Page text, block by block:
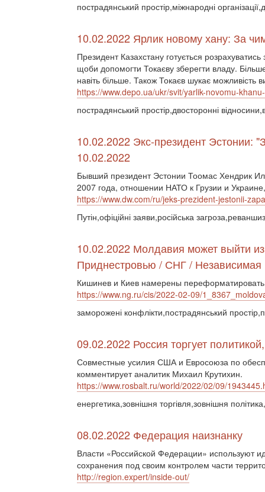
пострадянський простір,міжнародні
10.02.2022 Ярлик новому хану: За
Президент Казахстану готується
щоби допомогти Токаєву зберегти владу.
навіть більше. Також Токаєв шукає можливість
https://www.depo.ua/ukr/svit/yarlik-novomu-
пострадянський простір,двосторонні
10.02.2022 Экс-президент Эстонии:
10.02.2022
Бывший президент Эстонии Тоомас Хендрик
2007 года, отношении НАТО к Грузии и
https://www.dw.com/ru/jeks-prezident-jestonii-
Путін,офіційні заяви,російська
10.02.2022 Молдавия может выйти
Приднестровью / СНГ / Независимая
Кишинев и Киев намерены
https://www.ng.ru/cis/2022-02-09/
заморожені конфлікти,пострадянський
09.02.2022 Россия торгует
Совместные усилия США и Евросоюза по
комментирует аналитик Михаил Крутихин.
https://www.rosbalt.ru/world/2022/02/09/
енергетика,зовнішня торгівля,зовнішня
08.02.2022 Федерация наизнанку
Власти «Российской Федерации» используют
сохранения под своим контролем части
http://region.expert/inside-out/